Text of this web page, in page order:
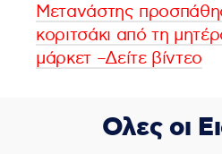
Μετανάστης
κοριτσάκι από τη
μάρκετ –Δείτε βίντεο
Ολες οι